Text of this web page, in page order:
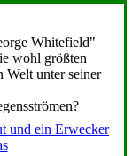
Whitefield"
wohl größten
Welt unter seiner
und ein Erwecker